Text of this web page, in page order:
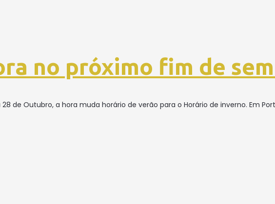
no próximo fim de
de Outubro, a hora muda horário de verão para o Horário de inverno. Em